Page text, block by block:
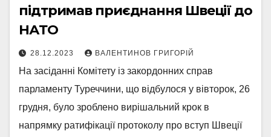
підтримав приєднання Швеції до
НАТО
28.12.2023 ВАЛЕНТИНОВ ГРИГОРІЙ
На засіданні Комітету із закордонних справ
парламенту Туреччини, що відбулося у вівторок, 26
грудня, було зроблено вирішальний крок в
напрямку ратифікації протоколу про вступ Швеції